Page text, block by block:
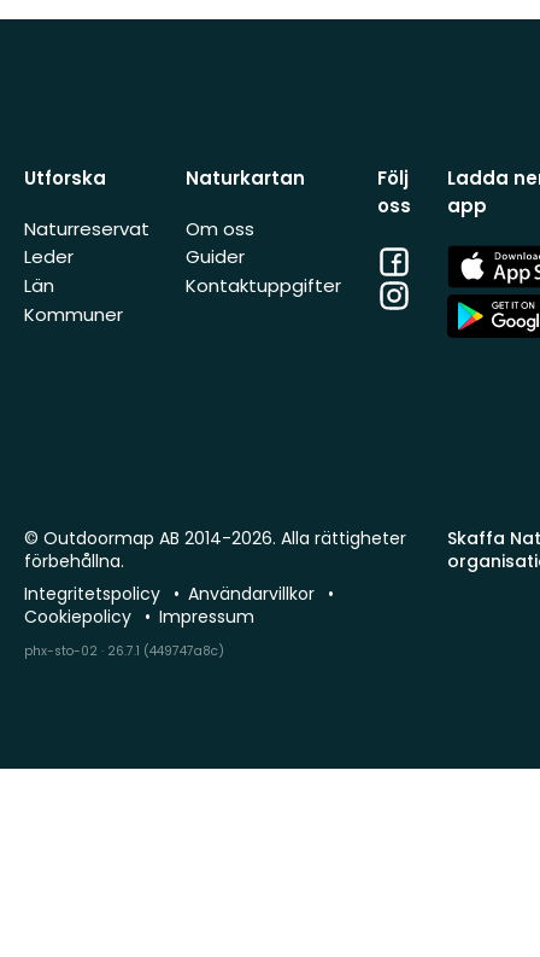
Utforska
Naturreservat
Leder
Län
Kommuner
Naturkartan
Om oss
Guider
Kontaktuppgifter
Följ
oss
Facebook
Instagram
Ladda
app
App
Store
App
Store
Skaffa
© Outdoormap AB 2014-2026. Alla rättigheter
förbehållna.
Integritetspolicy
Användarvillkor
Cookiepolicy
Impressum
phx-sto-02 · 26.7.1 (449747a8c)